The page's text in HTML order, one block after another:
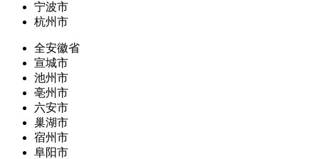
宁波市
杭州市
全安徽省
宣城市
池州市
亳州市
六安市
巢湖市
宿州市
阜阳市